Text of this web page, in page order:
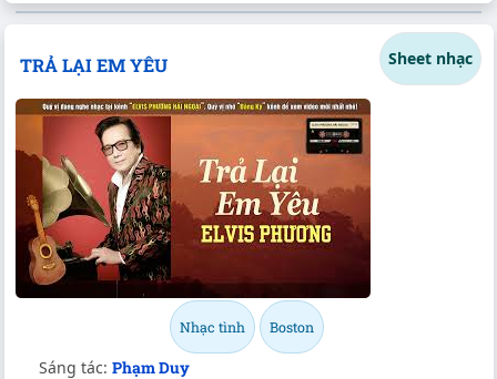
TRẢ LẠI EM YÊU Sheet nhạc
Nhạc tình Boston
Sáng tác: Phạm Duy